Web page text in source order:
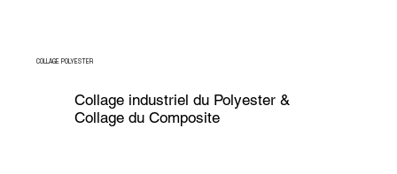
Collage industriel du Polyester &
Collage du Composite
COLLAGE POLYESTER